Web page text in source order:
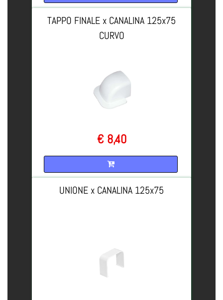
TAPPO FINALE x CANALINA 125x75
CURVO
€ 8,40
UNIONE x CANALINA 125x75